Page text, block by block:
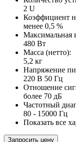
2 U
Коэффициент
менее 0,5 %
Максимальная
480 Вт
Масса (нетто):
5,2 кг
Напряжение
220 В 50 Гц
Отношение
более 70 дБ
Частотный
80 - 15000 Гц
Показать все
Запросить цену